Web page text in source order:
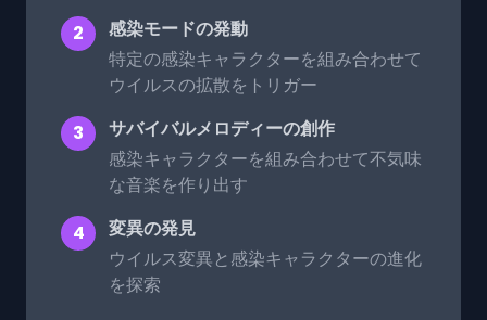
2
感染モードの発動
特定の感染キャラクターを組み合わせて
ウイルスの拡散をトリガー
3
サバイバルメロディーの創作
感染キャラクターを組み合わせて不気味
な音楽を作り出す
4
変異の発見
ウイルス変異と感染キャラクターの進化
を探索